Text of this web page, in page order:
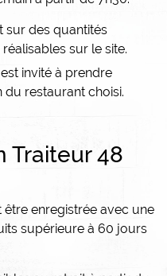
sur des quantités
sur le site.
invité à prendre
restaurant choisi.
Traiteur 48
enregistrée avec une
supérieure à 60 jours